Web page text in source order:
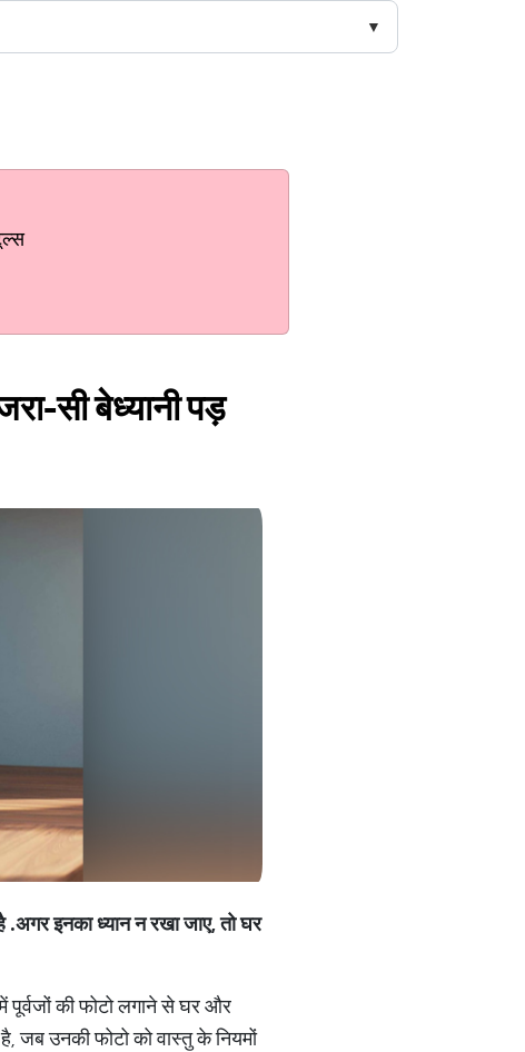
सी बेध्यानी पड़
.अगर इनका ध्यान न रखा जाए,तो घर
पूर्वजों की फोटो लगाने से घर और
, जब उनकी फोटो को वास्तु के नियमों